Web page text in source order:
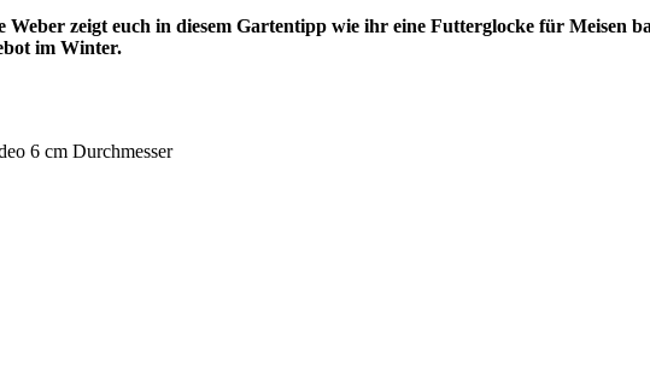
zeigt euch in diesem Gartentipp wie ihr eine Futterglocke für Meisen
im Winter.
6 cm Durchmesser